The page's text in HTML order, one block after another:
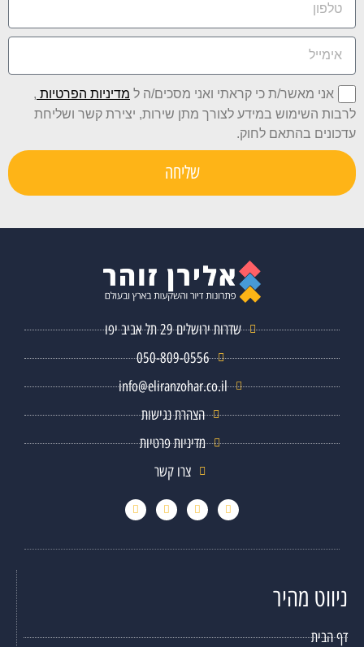
אני מאשר/ת כי קראתי ואני מסכים/ה ל מדיניות הפרטיות ,
לרבות השימוש במידע לצורך מתן שירות, יצירת קשר ושליחת
עדכונים בהתאם לחוק.
שליחה
שדרות ירושלים 29 תל אביב יפו
050-809-0556
info@eliranzohar.co.il
הצהרת נגישות
מדיניות פרטיות
צרו קשר
ניווט מהיר
דף הבית